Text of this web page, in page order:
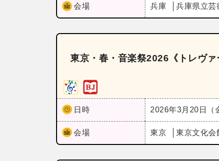
会場 兵庫 兵庫県立芸
東京・春・音楽祭2026《トレヴ
日時 2026年3月20日（
会場 東京 東京文化会